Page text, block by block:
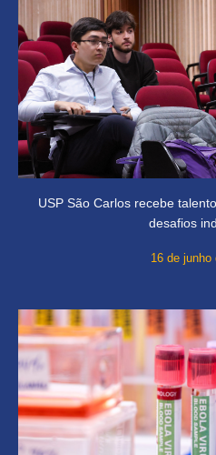
USP São Carlos recebe
desafios
16 de junho